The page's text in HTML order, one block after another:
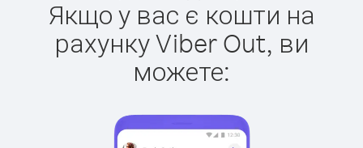
Якщо у вас є кошти на
рахунку Viber Out, ви
можете: